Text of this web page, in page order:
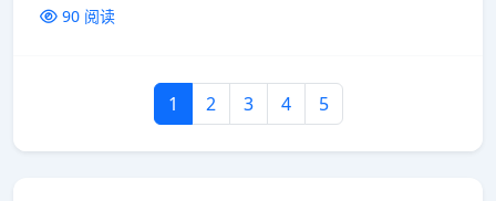
90 阅读
1 2 3 4 5